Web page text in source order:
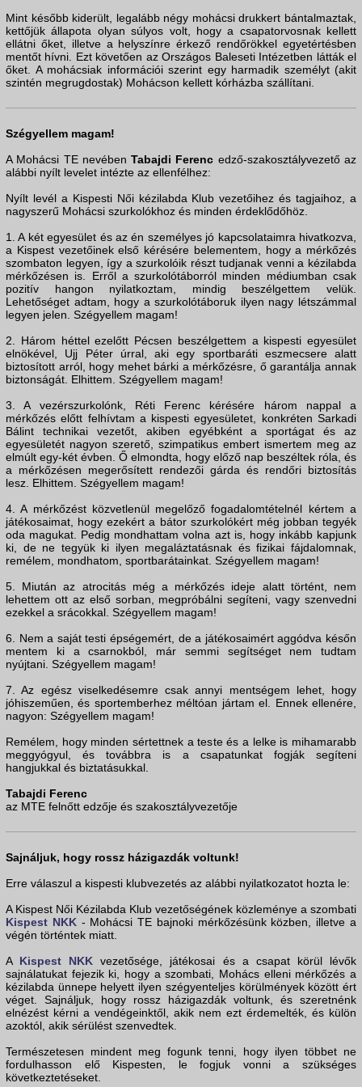
Mint később kiderült, legalább négy mohácsi drukkert bántalmaztak,
kettőjük állapota olyan súlyos volt, hogy a csapatorvosnak kellett
ellátni őket, illetve a helyszínre érkező rendőrökkel egyetértésben
mentőt hívni. Ezt követően az Országos Baleseti Intézetben látták el
őket. A mohácsiak információi szerint egy harmadik személyt (akit
szintén megrugdostak) Mohácson kellett kórházba szállítani.
Szégyellem magam!
A Mohácsi TE nevébenTabajdi Ferenc edző-szakosztályvezető az
alábbi nyílt levelet intézte az ellenfélhez:
Nyílt levél a Kispesti Női kézilabda Klub vezetőihez és tagjaihoz, a
nagyszerű Mohácsi szurkolókhoz és minden érdeklődőhöz.
1. A két egyesület és az én személyes jó kapcsolataimra hivatkozva,
a Kispest vezetőinek első kérésére belementem, hogy a mérkőzés
szombaton legyen, így a szurkolóik részt tudjanak venni a kézilabda
mérkőzésen is. Erről a szurkolótáborról minden médiumban csak
pozitív hangon nyilatkoztam, mindig beszélgettem velük.
Lehetőséget adtam, hogy a szurkolótáboruk ilyen nagy létszámmal
legyen jelen. Szégyellem magam!
2. Három héttel ezelőtt Pécsen beszélgettem a kispesti egyesület
elnökével, Ujj Péter úrral, aki egy sportbaráti eszmecsere alatt
biztosított arról, hogy mehet bárki a mérkőzésre, ő garantálja annak
biztonságát. Elhittem. Szégyellem magam!
3. A vezérszurkolónk, Réti Ferenc kérésére három nappal a
mérkőzés előtt felhívtam a kispesti egyesületet, konkréten Sarkadi
Bálint technikai vezetőt, akiben egyébként a sportágat és az
egyesületét nagyon szerető, szimpatikus embert ismertem meg az
elmúlt egy-két évben. Ő elmondta, hogy előző nap beszéltek róla, és
a mérkőzésen megerősített rendezői gárda és rendőri biztosítás
lesz. Elhittem. Szégyellem magam!
4. A mérkőzést közvetlenül megelőző fogadalomtételnél kértem a
játékosaimat, hogy ezekért a bátor szurkolókért még jobban tegyék
oda magukat. Pedig mondhattam volna azt is, hogy inkább kapjunk
ki, de ne tegyük ki ilyen megaláztatásnak és fizikai fájdalomnak,
remélem, mondhatom, sportbarátainkat. Szégyellem magam!
5. Miután az atrocitás még a mérkőzés ideje alatt történt, nem
lehettem ott az első sorban, megpróbálni segíteni, vagy szenvedni
ezekkel a srácokkal. Szégyellem magam!
6. Nem a saját testi épségemért, de a játékosaimért aggódva későn
mentem ki a csarnokból, már semmi segítséget nem tudtam
nyújtani. Szégyellem magam!
7. Az egész viselkedésemre csak annyi mentségem lehet, hogy
jóhiszeműen, és sportemberhez méltóan jártam el. Ennek ellenére,
nagyon: Szégyellem magam!
Remélem, hogy minden sértettnek a teste és a lelke is mihamarabb
meggyógyul, és továbbra is a csapatunkat fogják segíteni
hangjukkal és biztatásukkal.
Tabajdi Ferenc
az MTE felnőtt edzője és szakosztályvezetője
Sajnáljuk, hogy rossz házigazdák voltunk!
Erre válaszul a kispesti klubvezetés az alábbi nyilatkozatot hozta le:
A Kispest Női Kézilabda Klub vezetőségének közleménye a szombati
Kispest NKK- Mohácsi TE bajnoki mérkőzésünk közben, illetve a
végén történtek miatt.
A Kispest NKK vezetősége, játékosai és a csapat körül lévők
sajnálatukat fejezik ki, hogy a szombati, Mohács elleni mérkőzés a
kézilabda ünnepe helyett ilyen szégyenteljes körülmények között ért
véget. Sajnáljuk, hogy rossz házigazdák voltunk, és szeretnénk
elnézést kérni a vendégeinktől, akik nem ezt érdemelték, és külön
azoktól, akik sérülést szenvedtek.
Természetesen mindent meg fogunk tenni, hogy ilyen többet ne
fordulhasson elő Kispesten, le fogjuk vonni a szükséges
következtetéseket.